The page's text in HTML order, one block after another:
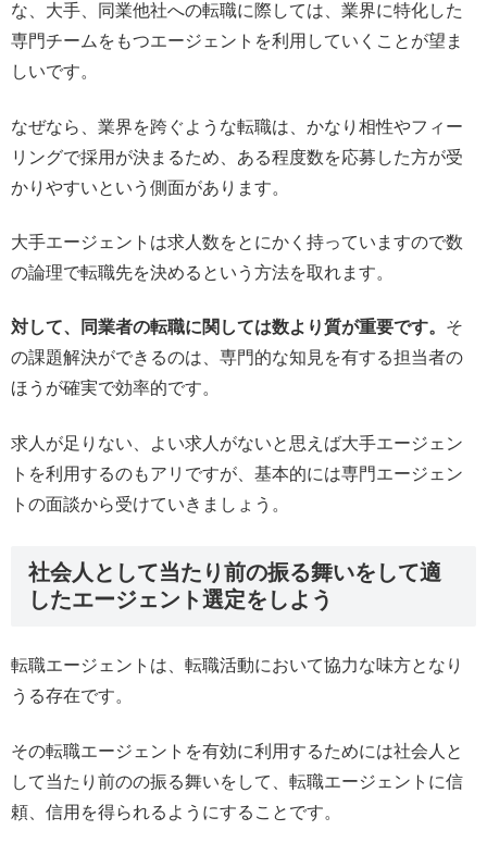
な、大手、同業他社への転職に際しては、業界に特化した
専門チームをもつエージェントを利用していくことが望ま
しいです。
なぜなら、業界を跨ぐような転職は、かなり相性やフィー
リングで採用が決まるため、ある程度数を応募した方が受
かりやすいという側面があります。
大手エージェントは求人数をとにかく持っていますので数
の論理で転職先を決めるという方法を取れます。
対して、同業者の転職に関しては数より質が重要です。 そ
の課題解決ができるのは、専門的な知見を有する担当者の
ほうが確実で効率的です。
求人が足りない、よい求人がないと思えば大手エージェン
トを利用するのもアリですが、基本的には専門エージェン
トの面談から受けていきましょう。
社会人として当たり前の振る舞いをして適
したエージェント選定をしよう
転職エージェントは、転職活動において協力な味方となり
うる存在です。
その転職エージェントを有効に利用するためには社会人と
して当たり前のの振る舞いをして、転職エージェントに信
頼、信用を得られるようにすることです。